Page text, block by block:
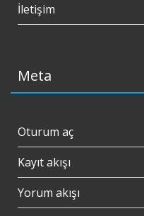
İletişim
Meta
Oturum aç
Kayıt akışı
Yorum akışı